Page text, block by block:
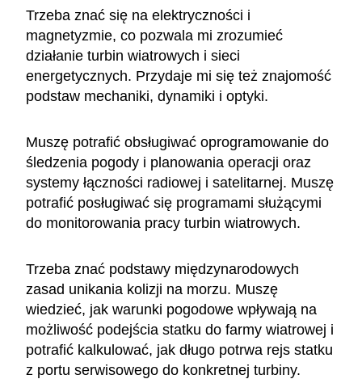
Trzeba znać się na elektryczności i
magnetyzmie, co pozwala mi zrozumieć
działanie turbin wiatrowych i sieci
energetycznych. Przydaje mi się też znajomość
podstaw mechaniki, dynamiki i optyki.
Muszę potrafić obsługiwać oprogramowanie do
śledzenia pogody i planowania operacji oraz
systemy łączności radiowej i satelitarnej. Muszę
potrafić posługiwać się programami służącymi
do monitorowania pracy turbin wiatrowych.
Trzeba znać podstawy międzynarodowych
zasad unikania kolizji na morzu. Muszę
wiedzieć, jak warunki pogodowe wpływają na
możliwość podejścia statku do farmy wiatrowej i
potrafić kalkulować, jak długo potrwa rejs statku
z portu serwisowego do konkretnej turbiny.